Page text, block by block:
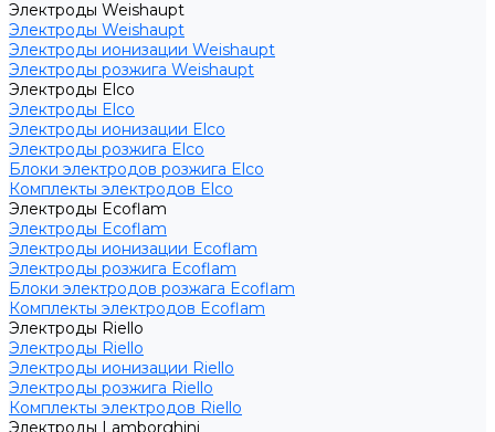
Электроды Weishaupt
Электроды Weishaupt
Электроды ионизации Weishaupt
Электроды розжига Weishaupt
Электроды Elco
Электроды Elco
Электроды ионизации Elco
Электроды розжига Elco
Блоки электродов розжига Elco
Комплекты электродов Elco
Электроды Ecoflam
Электроды Ecoflam
Электроды ионизации Ecoflam
Электроды розжига Ecoflam
Блоки электродов розжага Ecoflam
Комплекты электродов Ecoflam
Электроды Riello
Электроды Riello
Электроды ионизации Riello
Электроды розжига Riello
Комплекты электродов Riello
Электроды Lamborghini